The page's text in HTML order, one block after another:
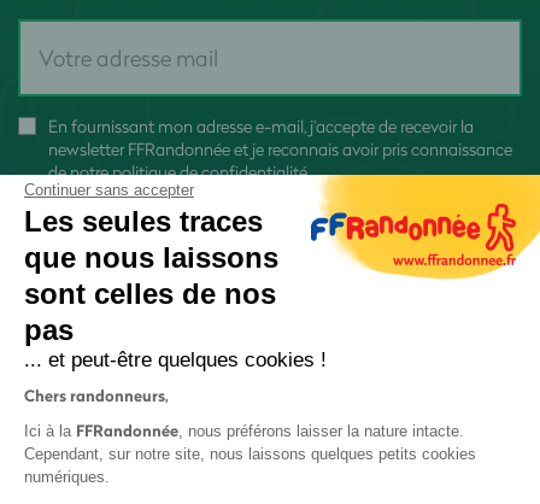
En fournissant mon adresse e-mail, j'accepte de recevoir la
newsletter FFRandonnée et je reconnais avoir pris connaissance
denotre politique de confidentialité
Continuer sans accepter
Les seules traces
que nous laissons
sont celles de nos
pas
... et peut-être quelques cookies !
Chers randonneurs,
Ici à la FFRandonnée, nous préférons laisser la nature intacte.
Cependant, sur notre site, nous laissons quelques petits cookies
numériques.